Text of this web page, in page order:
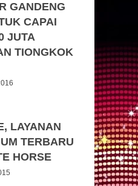
GANDENG
CAPAI
JUTA
TIONGKOK
LAYANAN
TERBARU
HORSE